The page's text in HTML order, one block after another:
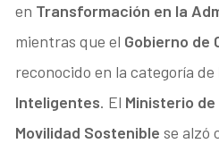
en Transformación en la
mientras que el Gobierno de
reconocido en la categoría de
Inteligentes. El Ministerio
Movilidad Sostenible se alzó